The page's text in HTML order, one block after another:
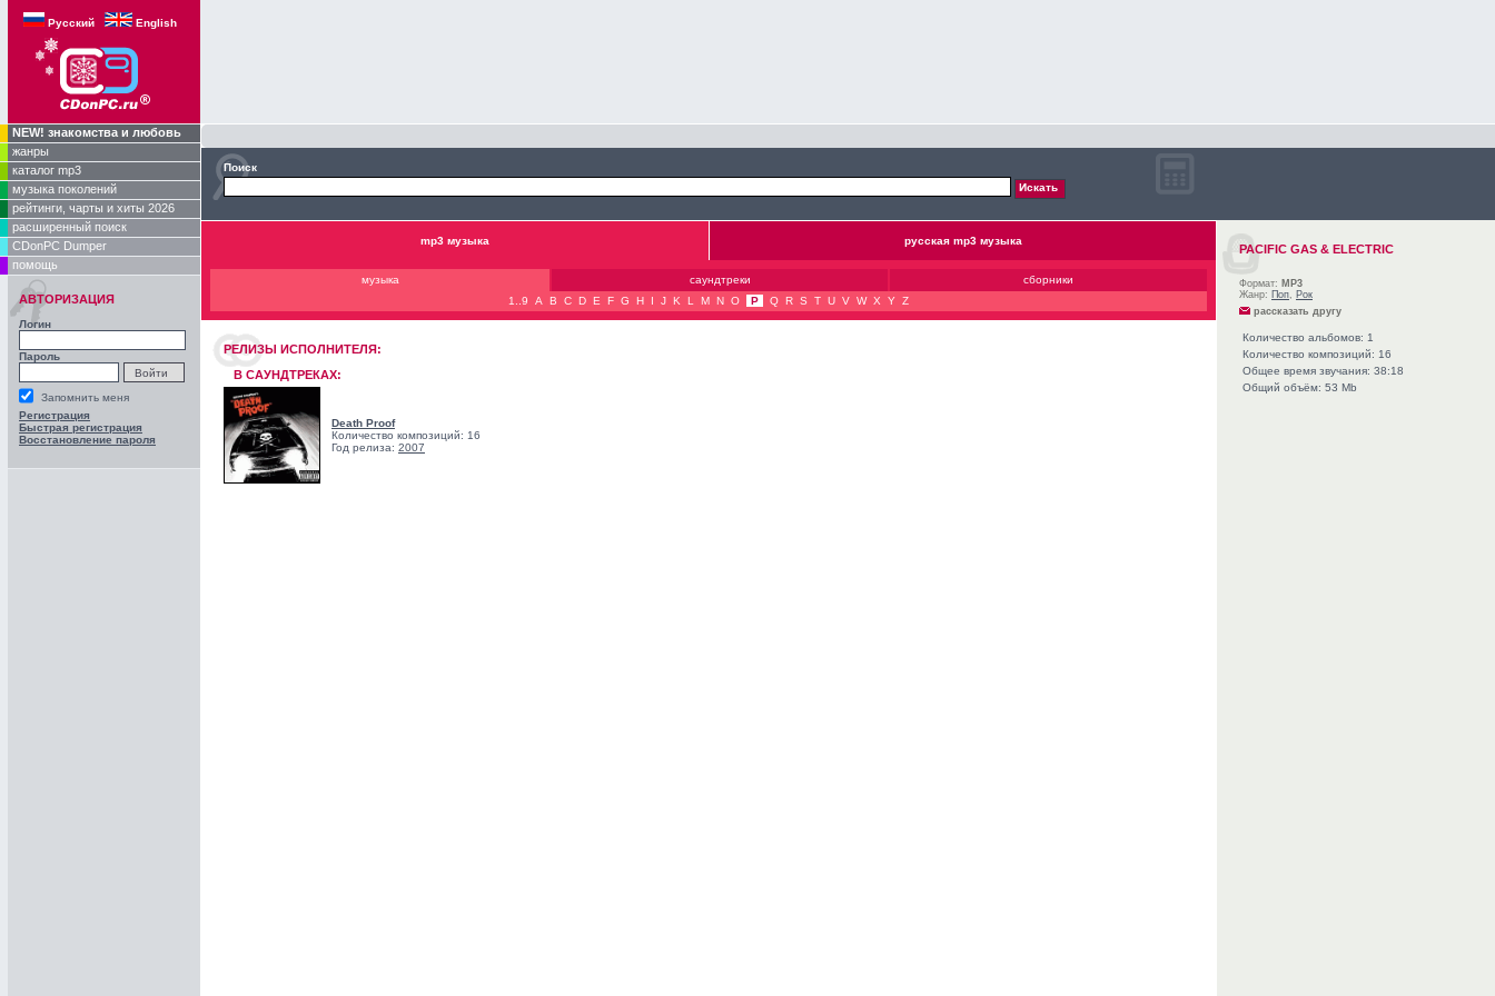
Русский English
NEW! знакомства и любовь
жанры
каталог mp3
музыка поколений
рейтинги, чарты и хиты 2026
расширенный поиск
CDonPC Dumper
помощь
АВТОРИЗАЦИЯ
Логин
Пароль
Запомнить меня
Регистрация
Быстрая регистрация
Восстановление пароля
Поиск
mp3 музыка русская mp3 музыка
музыка саундтреки
сборники
1..9
A B C D E F G H I J K L M N O P Q R S T U V W X Y Z
РЕЛИЗЫ ИCПОЛНИТЕЛЯ:
В САУНДТРЕКАХ:
Death Proof
Количество композиций: 16
Год релиза: 2007
PACIFIC GAS & ELECTRIC
Формат: MP3
Жанр: Поп, Рок
рассказать другу
Количество альбомов: 1
Количество композиций: 16
Общее время звучания: 38:18
Общий объём: 53 Mb